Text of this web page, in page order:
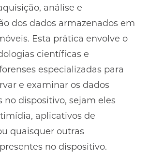
análise e
dos dados armazenados em
Esta prática envolve o
científicas e
especializadas para
e examinar os dados
no dispositivo, sejam eles
aplicativos de
quaisquer outras
no dispositivo.